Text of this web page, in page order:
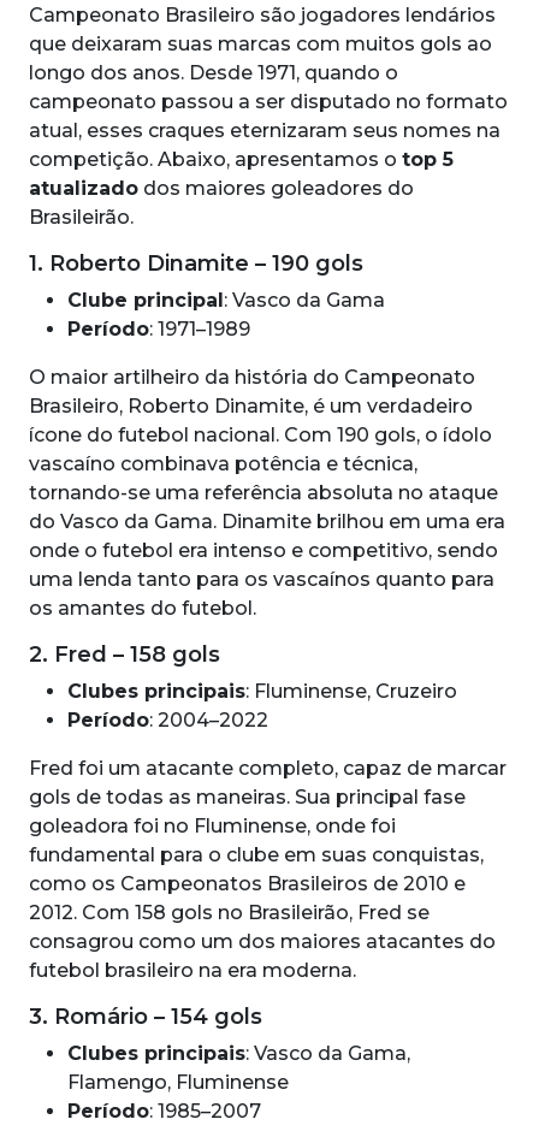
Campeonato Brasileiro são jogadores lendários
que deixaram suas marcas com muitos gols ao
longo dos anos. Desde 1971, quando o
campeonato passou a ser disputado no formato
atual, esses craques eternizaram seus nomes na
competição. Abaixo, apresentamos o top 5
atualizado dos maiores goleadores do
Brasileirão.
1. Roberto Dinamite – 190 gols
Clube principal: Vasco da Gama
Período: 1971–1989
O maior artilheiro da história do Campeonato
Brasileiro, Roberto Dinamite, é um verdadeiro
ícone do futebol nacional. Com 190 gols, o ídolo
vascaíno combinava potência e técnica,
tornando-se uma referência absoluta no ataque
do Vasco da Gama. Dinamite brilhou em uma era
onde o futebol era intenso e competitivo, sendo
uma lenda tanto para os vascaínos quanto para
os amantes do futebol.
2. Fred – 158 gols
Clubes principais: Fluminense, Cruzeiro
Período: 2004–2022
Fred foi um atacante completo, capaz de marcar
gols de todas as maneiras. Sua principal fase
goleadora foi no Fluminense, onde foi
fundamental para o clube em suas conquistas,
como os Campeonatos Brasileiros de 2010 e
2012. Com 158 gols no Brasileirão, Fred se
consagrou como um dos maiores atacantes do
futebol brasileiro na era moderna.
3. Romário – 154 gols
Clubes principais: Vasco da Gama,
Flamengo, Fluminense
Período: 1985–2007